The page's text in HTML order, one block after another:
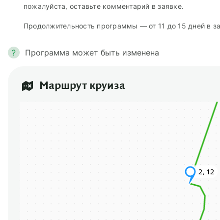
пожалуйста, оставьте комментарий в заявке.
Продолжительность программы — от 11 до 15 дней в
? Программа может быть изменена
Маршрут круиза